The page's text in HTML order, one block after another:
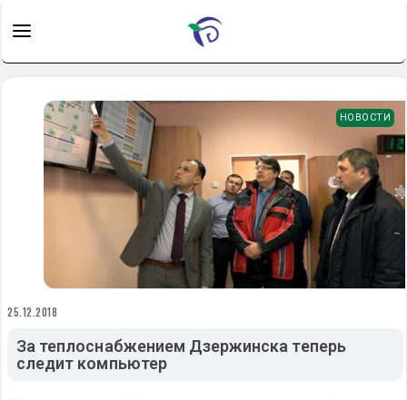
НОВОСТИ
25.12.2018
За теплоснабжением Дзержинска теперь
следит компьютер